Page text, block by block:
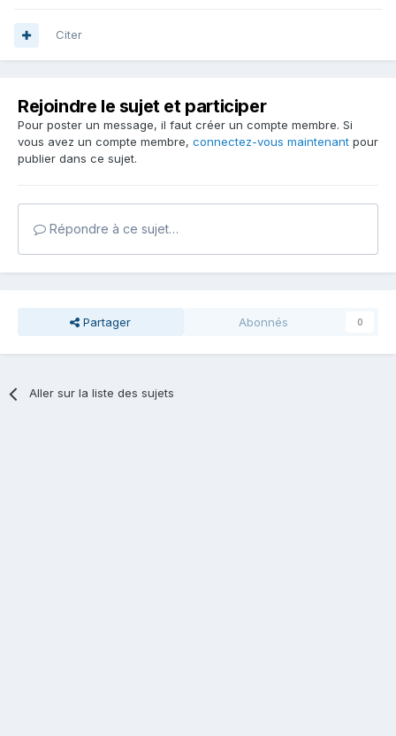
Citer
Rejoindre le sujet et participer
Pour poster un message, il faut créer un compte membre. Si
vous avez un compte membre, connectez-vous maintenant pour
publier dans ce sujet.
Répondre à ce sujet…
Partager Abonnés 0
Aller sur la liste des sujets